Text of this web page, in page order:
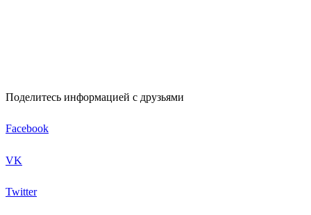
Поделитесь информацией с друзьями
Facebook
VK
Twitter